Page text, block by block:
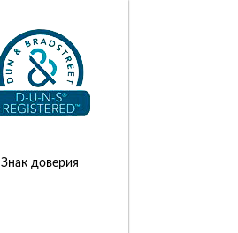
Знак доверия